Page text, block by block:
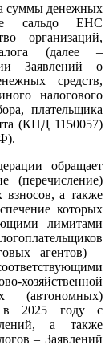
суммы денежных
сальдо ЕНС
организаций,
(далее –
Заявлений о
средств,
налогового
плательщика
(КНД 1150057)
обращает
(перечисление)
взносов, а также
которых
лимитами
агентов) –
хозяйственной
(автономных)
в 2025 году с
а также
– Заявлений